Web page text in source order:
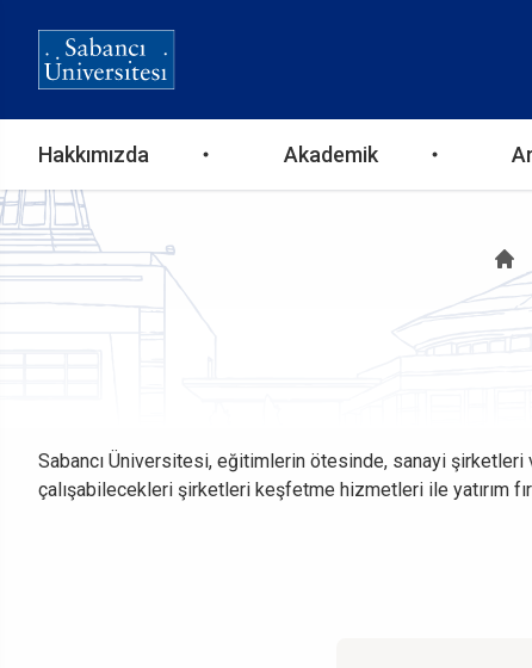
Ana
gezinti
menüsü
Hakkımızda Akademik
Sabancı Üniversitesi, eğitimlerin ötesinde, sanayi
çalışabilecekleri şirketleri keşfetme hizmetleri ile yatırım